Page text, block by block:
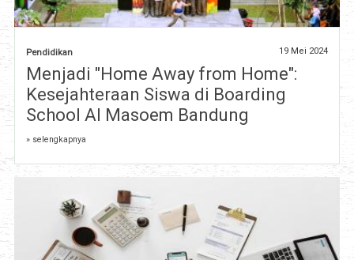
Pendidikan 19 Mei 2024
Menjadi "Home Away from Home":
Kesejahteraan Siswa di Boarding
School Al Masoem Bandung
» selengkapnya